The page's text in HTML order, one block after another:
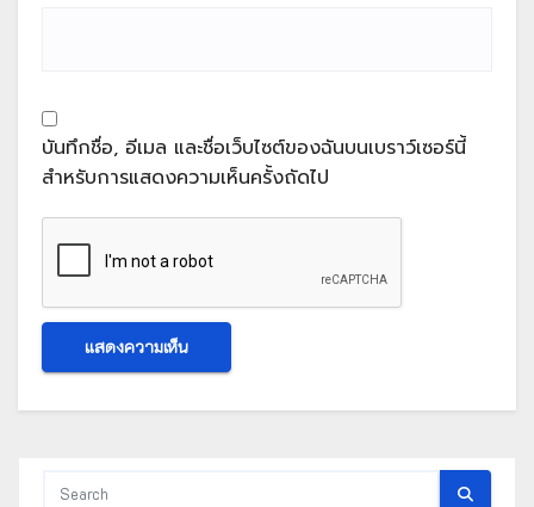
บันทึกชื่อ, อีเมล และชื่อเว็บไซต์ของฉันบนเบราว์เซอร์นี้
สำหรับการแสดงความเห็นครั้งถัดไป